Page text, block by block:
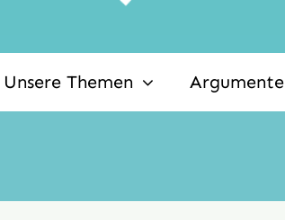
Unsere Themen Argumente